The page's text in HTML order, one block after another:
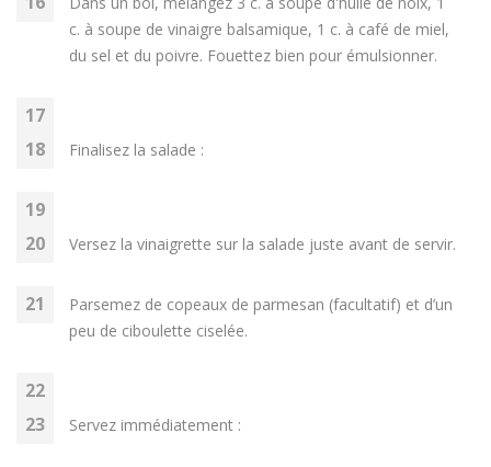
c. à soupe de vinaigre balsamique, 1 c. à café de miel,
du sel et du poivre. Fouettez bien pour émulsionner.
Finalisez la salade :
Versez la vinaigrette sur la salade juste avant de servir.
Parsemez de copeaux de parmesan (facultatif) et d’un
peu de ciboulette ciselée.
Servez immédiatement :